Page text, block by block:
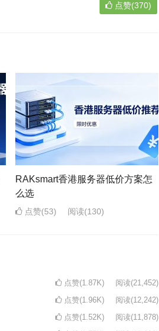
点赞(370)
RAKsmart香港服务器低价方案怎
么选
点赞(53) 阅读(130)
点赞(1.87K) 阅读(21,452)
点赞(1.96K) 阅读(12,242)
点赞(1.52K) 阅读(11,878)